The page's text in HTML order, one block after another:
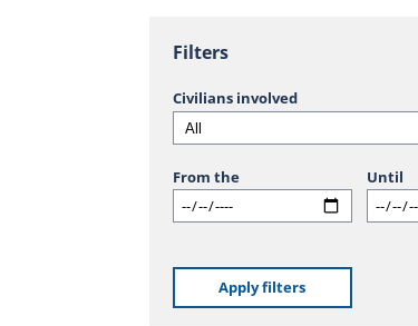
Filters
Civilians involved
From the Until
Apply filters